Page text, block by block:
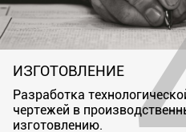
ИЗГОТОВЛЕНИЕ
Разработка
чертежей в
изготовлению.